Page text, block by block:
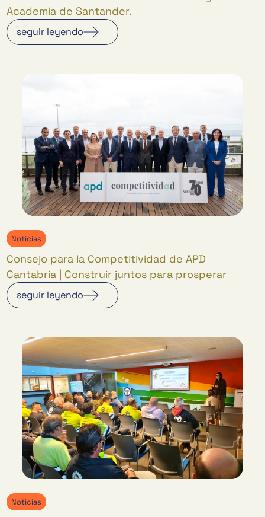
Academia de Santander.
seguir leyendo
Noticias
Consejo para la Competitividad de APD
Cantabria | Construir juntos para prosperar
seguir leyendo
Noticias